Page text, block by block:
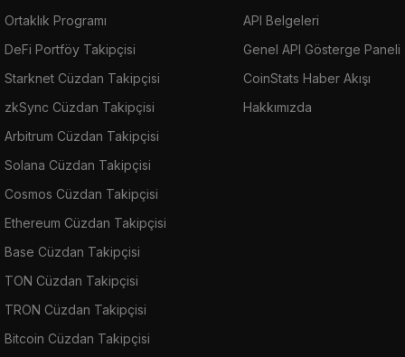
Ortaklık Programı
DeFi Portföy Takipçisi
Starknet Cüzdan Takipçisi
zkSync Cüzdan Takipçisi
Arbitrum Cüzdan Takipçisi
Solana Cüzdan Takipçisi
Cosmos Cüzdan Takipçisi
Ethereum Cüzdan Takipçisi
Base Cüzdan Takipçisi
TON Cüzdan Takipçisi
TRON Cüzdan Takipçisi
Bitcoin Cüzdan Takipçisi
API Belgeleri
Genel API Gösterge Paneli
CoinStats Haber Akışı
Hakkımızda